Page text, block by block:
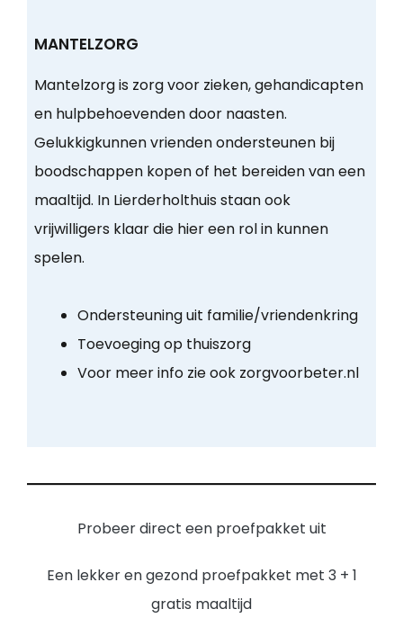
MANTELZORG
Mantelzorg is zorg voor zieken, gehandicapten
en hulpbehoevenden door naasten.
Gelukkigkunnen vrienden ondersteunen bij
boodschappen kopen of het bereiden van een
maaltijd. In Lierderholthuis staan ook
vrijwilligers klaar die hier een rol in kunnen
spelen.
Ondersteuning uit familie/vriendenkring
Toevoeging op thuiszorg
Voor meer info zie ook zorgvoorbeter.nl
Probeer direct een proefpakket uit
Een lekker en gezond proefpakket met 3 + 1
gratis maaltijd